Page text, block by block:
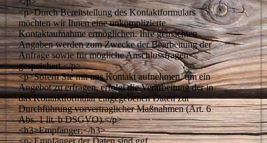
<p>Durch Bereitstellung des Kontaktformulars
möchten wir Ihnen eine unkomplizierte
Kontaktaufnahme ermöglichen. Ihre gemachten
Angaben werden zum Zwecke der Bearbeitung der
Anfrage sowie für mögliche Anschlussfragen
gespeichert.</p>
<p>Sofern Sie mit uns Kontakt aufnehmen, um ein
Angebot zu erfragen, erfolgt die Verarbeitung der in
das Kontaktformular eingegebenen Daten zur
Durchführung vorvertraglicher Maßnahmen (Art. 6
Abs. 1 lit. b DSGVO).</p>
<h3>Empfänger:</h3>
<p>Empfänger der Daten sind ggf.